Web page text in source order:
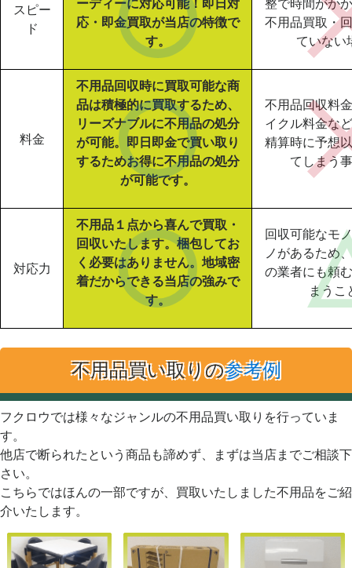
スピー
ド
ーディーに対応可能！即日対
応・即金買取が当店の特徴で
す。
整で時間がか
不用品買取・
ていない
料金
不用品回収時に買取可能な商
品は積極的に買取するため、
リーズナブルに不用品の処分
が可能。即日即金で買い取り
するためお得に不用品の処分
が可能です。
不用品回収料
イクル料金な
精算時に予想
てしまう
対応力
不用品１点から喜んで買取・
回収いたします。梱包してお
く必要はありません。地域密
着だからできる当店の強みで
す。
回収可能なモ
ノがあるため
の業者にも頼
まうこ
不用品買い取りの参考例
フクロウでは様々なジャンルの不用品買い取りを行っていま
す。
他店で断られたという商品も諦めず、まずは当店までご相談下
さい。
こちらではほんの一部ですが、買取いたしました不用品をご紹
介いたします。